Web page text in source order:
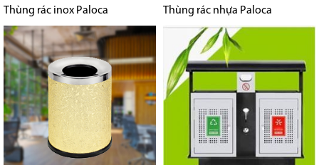
Thùng rác inox Paloca Thùng rác nhựa Paloca